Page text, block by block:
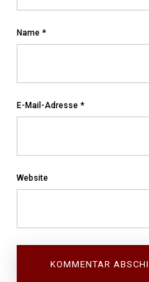
Name *
E-Mail-Adresse *
Website